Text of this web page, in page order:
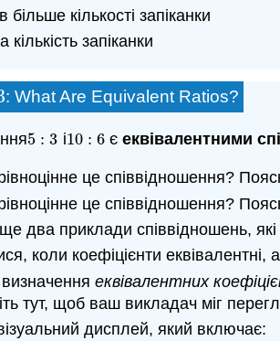
більше кількості запіканки
запіканки
: What Are Equivalent Ratios?
5 : 3
5 3 і10 : 6
10 :6 єеквівалентними
це співвідношення?
це співвідношення?
два приклади співвідношень, які
коли коефіцієнти еквівалентні,
еквівалентних
тут, щоб ваш викладач міг
дисплей, який включає: